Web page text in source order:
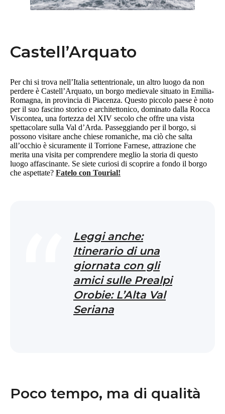
Castell’Arquato
Per chi si trova nell’Italia settentrionale, un altro luogo da non
perdere è Castell’Arquato, un borgo medievale situato in Emilia-
Romagna, in provincia di Piacenza. Questo piccolo paese è noto
per il suo fascino storico e architettonico, dominato dalla Rocca
Viscontea, una fortezza del XIV secolo che offre una vista
spettacolare sulla Val d’Arda. Passeggiando per il borgo, si
possono visitare anche chiese romaniche, ma ciò che salta
all’occhio è sicuramente il Torrione Farnese, attrazione che
merita una visita per comprendere meglio la storia di questo
luogo affascinante. Se siete curiosi di scoprire a fondo il borgo
che aspettate? Fatelo con Tourial!
Leggi anche:
Itinerario di una
giornata con gli
amici sulle Prealpi
Orobie: L’Alta Val
Seriana
Poco tempo, ma di qualità